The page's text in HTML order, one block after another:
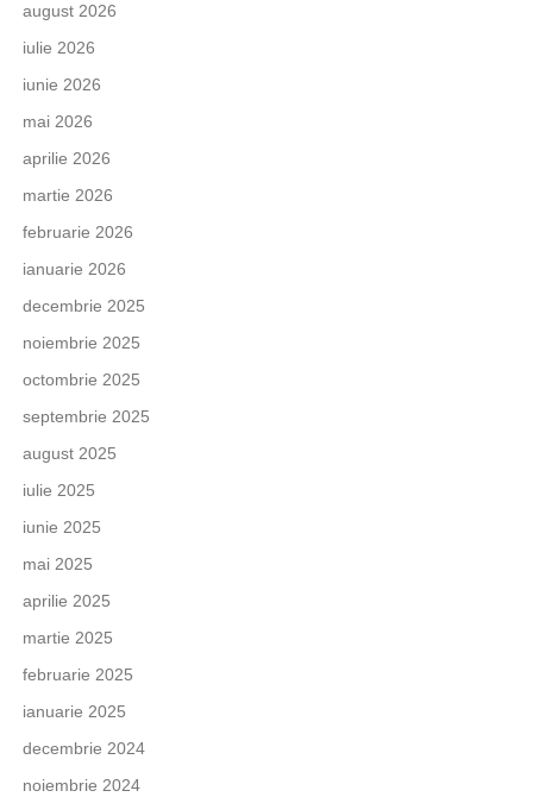
august 2026
iulie 2026
iunie 2026
mai 2026
aprilie 2026
martie 2026
februarie 2026
ianuarie 2026
decembrie 2025
noiembrie 2025
octombrie 2025
septembrie 2025
august 2025
iulie 2025
iunie 2025
mai 2025
aprilie 2025
martie 2025
februarie 2025
ianuarie 2025
decembrie 2024
noiembrie 2024